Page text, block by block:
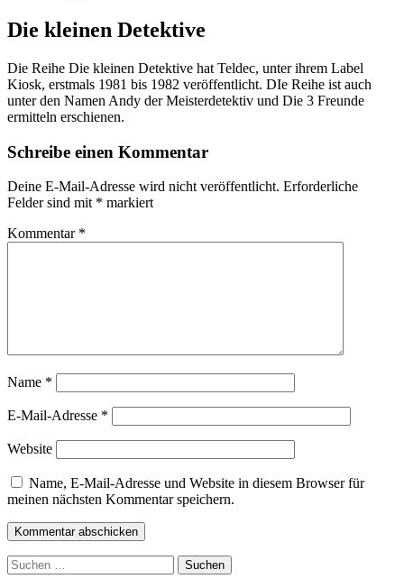
Die kleinen Detektive
Die Reihe Die kleinen Detektive hat Teldec, unter ihrem Label
Kiosk, erstmals 1981 bis 1982 veröffentlicht. DIe Reihe ist auch
unter den Namen Andy der Meisterdetektiv und Die 3 Freunde
ermitteln erschienen.
Schreibe einen Kommentar
Deine E-Mail-Adresse wird nicht veröffentlicht. Erforderliche
Felder sind mit * markiert
Kommentar *
Name *
E-Mail-Adresse *
Website
Name, E-Mail-Adresse und Website in diesem Browser für
meinen nächsten Kommentar speichern.
Zum
Footer
Suchen
nach: